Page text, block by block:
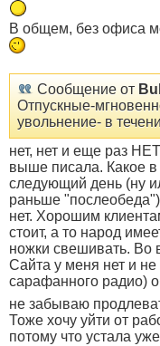
В общем, без офиса
Сообщение от
Отпускные-
увольнение- в
нет, нет и еще раз
выше писала. Какое
следующий день (ну
раньше
нет. Хорошим
стоит, а то народ
ножки свешивать. Во
Сайта у меня нет и
сарафанного радио)
не забываю
Тоже хочу уйти от
потому что устала